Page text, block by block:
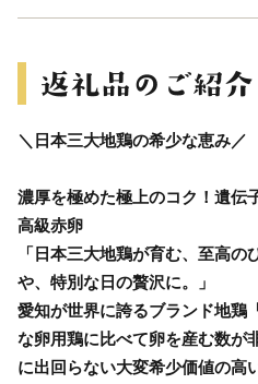
＼日本三大地鶏の希少な恵み／
濃厚を極めた極上のコク！遺伝
高級赤卵
「日本三大地鶏が育む、至高
や、特別な日の贅沢に。」
愛知が世界に誇るブランド地鶏
な卵用鶏に比べて卵を産む数が
に出回らない大変希少価値の高